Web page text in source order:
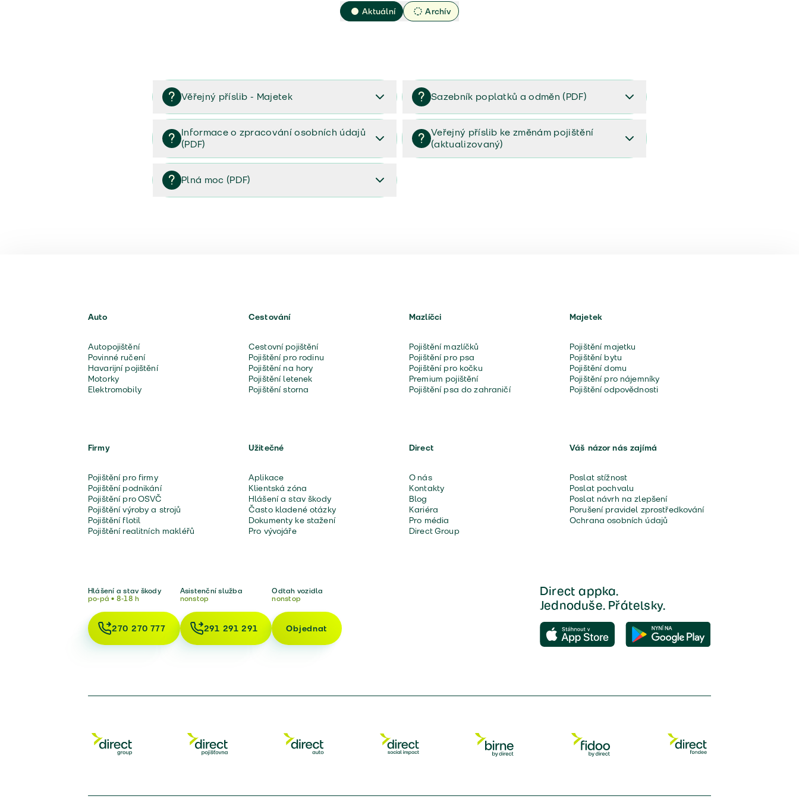
Aktuální Archív
Věřejný příslib - Majetek
Věřejný příslib majetek 2023
Sazebník poplatků a odměn (PDF)
Sazebník poplatků a odměn (PDF)
Informace o zpracování osobních údajů
(PDF)
Informace o zpracování osobních údajů (PDF)
Veřejný příslib ke změnám pojištění
(aktualizovaný)
Plná moc (PDF)
Auto
Autopojištění
Povinné ručení
Havarijní pojištění
Motorky
Elektromobily
Cestování
Cestovní pojištění
Pojištění pro rodinu
Pojištění na hory
Pojištění letenek
Pojištění storna
Mazlíčci
Pojištění mazlíčků
Pojištění pro psa
Pojištění pro kočku
Premium pojištění
Pojištění psa do zahraničí
Majetek
Pojištění majetku
Pojištění bytu
Pojištění domu
Pojištění pro nájemníky
Pojištění odpovědnosti
Firmy
Pojištění pro firmy
Pojištění podnikání
Pojištění pro OSVČ
Pojištění výroby a strojů
Pojištění flotil
Pojištění realitních makléřů
Užitečné
Aplikace
Klientská zóna
Hlášení a stav škody
Často kladené otázky
Dokumenty ke stažení
Pro vývojáře
Direct
O nás
Kontakty
Blog
Kariéra
Pro média
Direct Group
Váš názor nás zajímá
Poslat stížnost
Poslat pochvalu
Poslat návrh na zlepšení
Porušení pravidel zprostředkování
Ochrana osobních údajů
Hlášení a stav škody
po-pá • 8-18 h
270 270 777
Asistenční služba
nonstop
291 291 291
Odtah vozidla
nonstop
Objednat
Direct appka.
Jednoduše. Přátelsky.